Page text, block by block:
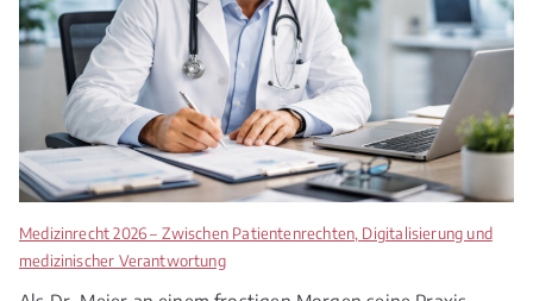
Medizinrecht 2026 – Zwischen Patientenrechten, Digitalisierung und
medizinischer Verantwortung